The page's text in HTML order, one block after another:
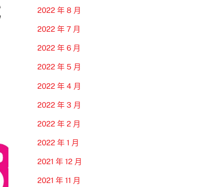
2022 年 8 月
2022 年 7 月
2022 年 6 月
2022 年 5 月
2022 年 4 月
2022 年 3 月
2022 年 2 月
2022 年 1 月
2021 年 12 月
2021 年 11 月